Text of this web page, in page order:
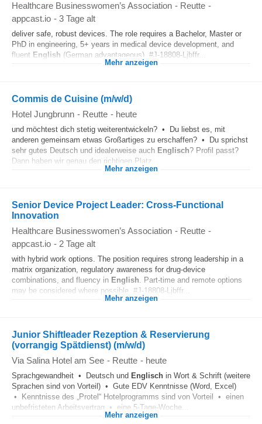
Healthcare Businesswomen’s Association - Reutte -
appcast.io - 3 Tage alt
deliver safe, robust devices. The role requires a Bachelor, Master or
PhD in engineering, 5+ years in medical device development, and
fluent English (German advantageous). #J-18808-Ljbffr...
Mehr anzeigen
Commis de Cuisine (m/w/d)
Hotel Jungbrunn - Reutte - heute
und möchtest dich stetig weiterentwickeln? • Du liebst es, mit
anderen gemeinsam etwas Großartiges zu erschaffen? • Du sprichst
sehr gutes Deutsch und idealerweise auch Englisch? Profil passt?
Dann haben wir genau den richtigen Platz...
Mehr anzeigen
Senior Device Project Leader: Cross-Functional
Innovation
Healthcare Businesswomen’s Association - Reutte -
appcast.io - 2 Tage alt
with hybrid work options. The position requires strong leadership in a
matrix organization, regulatory awareness for drug-device
combinations, and fluency in English. Part-time and remote options
may be considered where possible. #J-18808-Ljbffr...
Mehr anzeigen
Junior Shiftleader Rezeption & Reservierung
(vorrangig Spätdienst) (m/w/d)
Via Salina Hotel am See - Reutte - heute
Sprachgewandheit • Deutsch und Englisch in Wort & Schrift (weitere
Sprachen sind von Vorteil) • Gute EDV Kenntnisse (Word, Excel)
• Kenntnisse des „Protel“ Hotelprogramms sind von Vorteil • einen
unbefristeten Arbeitsvertrag • eine 5-Tage-Woche...
Mehr anzeigen